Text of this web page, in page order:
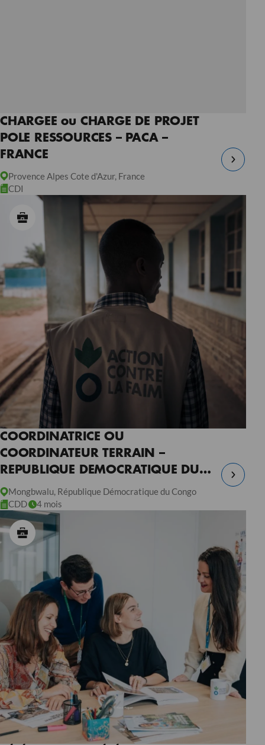
CHARGEE ou CHARGE DE PROJET
POLE RESSOURCES – PACA –
FRANCE
Provence Alpes Cote d'Azur, France
CDI
COORDINATRICE OU
COORDINATEUR TERRAIN –
REPUBLIQUE DEMOCRATIQUE DU
CONGO
Mongbwalu, République Démocratique du Congo
CDD
4 mois